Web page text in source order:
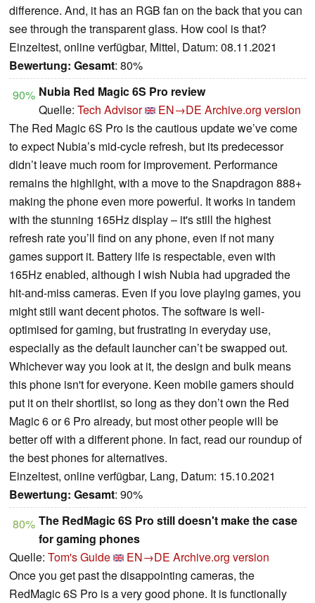
difference. And, it has an RGB fan on the back that you can
see through the transparent glass. How cool is that?
Einzeltest, online verfügbar, Mittel, Datum: 08.11.2021
Bewertung: Gesamt: 80%
90% Nubia Red Magic 6S Pro review
Quelle: Tech Advisor EN→DE Archive.org version
The Red Magic 6S Pro is the cautious update we’ve come
to expect Nubia’s mid-cycle refresh, but its predecessor
didn’t leave much room for improvement. Performance
remains the highlight, with a move to the Snapdragon 888+
making the phone even more powerful. It works in tandem
with the stunning 165Hz display – it's still the highest
refresh rate you’ll find on any phone, even if not many
games support it. Battery life is respectable, even with
165Hz enabled, although I wish Nubia had upgraded the
hit-and-miss cameras. Even if you love playing games, you
might still want decent photos. The software is well-
optimised for gaming, but frustrating in everyday use,
especially as the default launcher can’t be swapped out.
Whichever way you look at it, the design and bulk means
this phone isn't for everyone. Keen mobile gamers should
put it on their shortlist, so long as they don’t own the Red
Magic 6 or 6 Pro already, but most other people will be
better off with a different phone. In fact, read our roundup of
the best phones for alternatives.
Einzeltest, online verfügbar, Lang, Datum: 15.10.2021
Bewertung: Gesamt: 90%
80% The RedMagic 6S Pro still doesn't make the case
for gaming phones
Quelle: Tom's Guide EN→DE Archive.org version
Once you get past the disappointing cameras, the
RedMagic 6S Pro is a very good phone. It is functionally